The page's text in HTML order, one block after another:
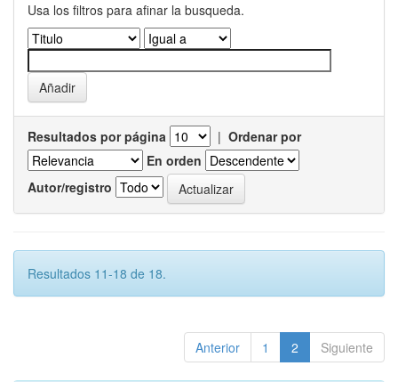
Usa los filtros para afinar la busqueda.
Resultados por página | Ordenar por
En orden
Autor/registro
Resultados 11-18 de 18.
Anterior 1 2 Siguiente